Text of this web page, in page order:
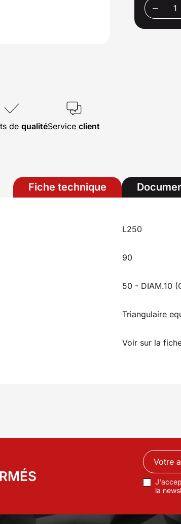
de qualitéService client
Fiche technique
L250
90
50 - DIAM.10
Triangulaire
Voir sur la
la